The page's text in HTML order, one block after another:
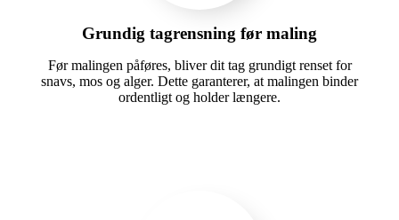
Grundig tagrensning før maling
Før malingen påføres, bliver dit tag grundigt renset for
snavs, mos og alger. Dette garanterer, at malingen binder
ordentligt og holder længere.